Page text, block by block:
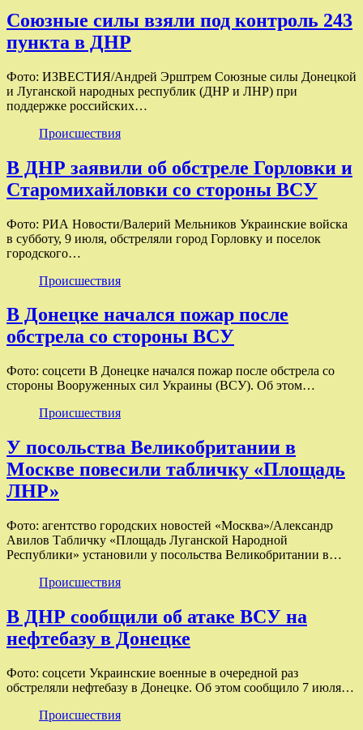
Союзные силы взяли под контроль 243
пункта в ДНР
Фото: ИЗВЕСТИЯ/Андрей Эрштрем Союзные силы Донецкой
и Луганской народных республик (ДНР и ЛНР) при
поддержке российских…
Происшествия
В ДНР заявили об обстреле Горловки и
Старомихайловки со стороны ВСУ
Фото: РИА Новости/Валерий Мельников Украинские войска
в субботу, 9 июля, обстреляли город Горловку и поселок
городского…
Происшествия
В Донецке начался пожар после
обстрела со стороны ВСУ
Фото: соцсети В Донецке начался пожар после обстрела со
стороны Вооруженных сил Украины (ВСУ). Об этом…
Происшествия
У посольства Великобритании в
Москве повесили табличку «Площадь
ЛНР»
Фото: агентство городских новостей «Москва»/Александр
Авилов Табличку «Площадь Луганской Народной
Республики» установили у посольства Великобритании в…
Происшествия
В ДНР сообщили об атаке ВСУ на
нефтебазу в Донецке
Фото: соцсети Украинские военные в очередной раз
обстреляли нефтебазу в Донецке. Об этом сообщило 7 июля…
Происшествия